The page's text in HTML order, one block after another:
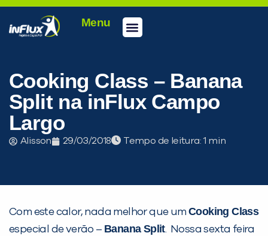
Menu
Cooking Class – Banana
Split na inFlux Campo
Largo
Alisson 29/03/2018 Tempo de leitura:
Com este calor, nada melhor que um Cooking Class
especial de verão – Banana Split. Nossa sexta feira